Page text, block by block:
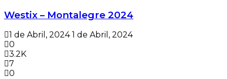
Westix – Montalegre 2024
1 de Abril, 2024 1 de Abril, 2024
0
3.2K
7
0